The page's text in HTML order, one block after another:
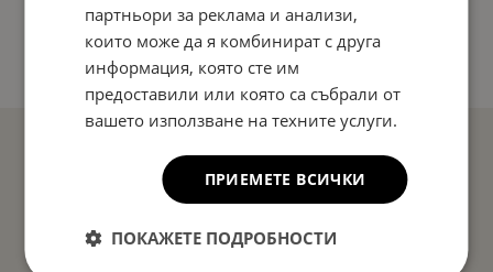
партньори за реклама и анализи,
които може да я комбинират с друга
информация, която сте им
предоставили или която са събрали от
вашето използване на техните услуги.
ПРИЕМЕТЕ ВСИЧКИ
ПОКАЖЕТЕ ПОДРОБНОСТИ